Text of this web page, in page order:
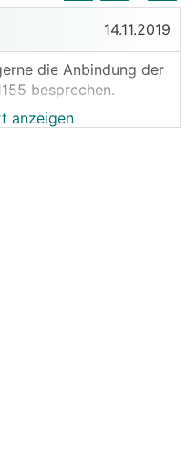
14.11.2019
die Anbindung der
besprechen.
anzeigen